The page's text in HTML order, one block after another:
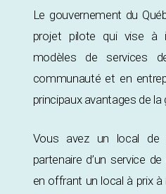
Le gouvernement du
projet pilote qui vise à
modèles de services
communauté et en
principaux avantages de la
Vous avez un local de
partenaire d’un service
en offrant un local à prix